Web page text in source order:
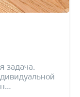
задача.
н…